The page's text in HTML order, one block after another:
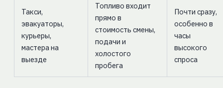
Такси,
эвакуаторы,
курьеры,
мастера на
выезде
Топливо входит
прямо в
стоимость смены,
подачи и
холостого
пробега
Почти сразу,
особенно в
часы
высокого
спроса